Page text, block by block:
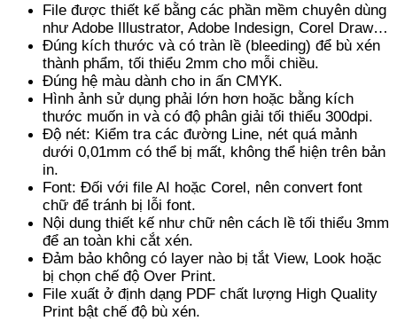
File được thiết kế bằng các phần mềm chuyên dùng
như Adobe Illustrator, Adobe Indesign, Corel Draw…
Đúng kích thước và có tràn lề (bleeding) để bù xén
thành phẩm, tối thiểu 2mm cho mỗi chiều.
Đúng hệ màu dành cho in ấn CMYK.
Hình ảnh sử dụng phải lớn hơn hoặc bằng kích
thước muốn in và có độ phân giải tối thiểu 300dpi.
Độ nét: Kiểm tra các đường Line, nét quá mảnh
dưới 0,01mm có thể bị mất, không thể hiện trên bản
in.
Font: Đối với file AI hoặc Corel, nên convert font
chữ để tránh bị lỗi font.
Nội dung thiết kế như chữ nên cách lề tối thiểu 3mm
để an toàn khi cắt xén.
Đảm bảo không có layer nào bị tắt View, Look hoặc
bị chọn chế độ Over Print.
File xuất ở định dạng PDF chất lượng High Quality
Print bật chế độ bù xén.